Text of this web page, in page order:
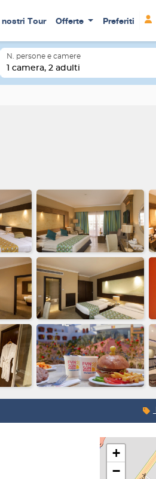
nostri Tour Offerte Preferiti
N. persone e camere
1 camera, 2 adulti
+
−